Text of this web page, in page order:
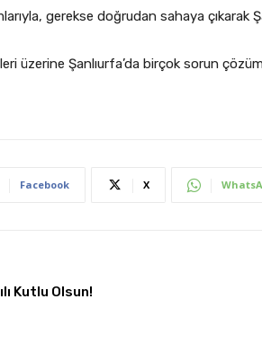
gerekse doğrudan sahaya çıkarak
üzerine Şanlıurfa’da birçok sorun
Facebook X
Kutlu Olsun!